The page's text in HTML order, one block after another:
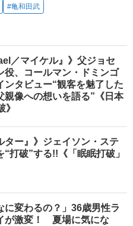
#亀和田武
／マイケル』》父ジョセ
役、コールマン・ドミンゴ
ンタビュー“観客を魅了した
親像への想いを語る”《日本
》
ター』》ジェイソン・ステ
“打破”する!!《「眠眠打破」
に変わるの？」36歳男性ラ
が激変！ 夏場に気にな